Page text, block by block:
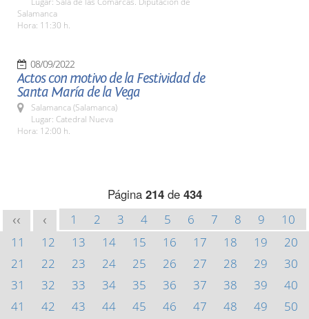
Salamanca
Hora: 11:30 h.
08/09/2022
Actos con motivo de la Festividad de
Santa María de la Vega
Salamanca (Salamanca)
Lugar: Catedral Nueva
Hora: 12:00 h.
Página 214de 434
<< < 1 2 3 4 5 6 7 8 9
10
11
12 13 14 15 16 17 18 19
20
21
22 23 24 25 26 27 28 29
30
31
32 33 34 35 36 37 38 39
40
41
42 43 44 45 46 47 48 49
50